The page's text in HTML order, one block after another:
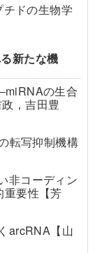
ドの生物学
新たな機
の生合
，吉田豊
転写抑制機構
非コーディン
要性【芳
arcRNA【山